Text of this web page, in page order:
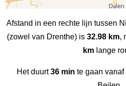
Afstand in een rechte lijn tussen
(zowel van Drenthe) is 32.98 km,
kmlange
Het duurt36 min te gaan